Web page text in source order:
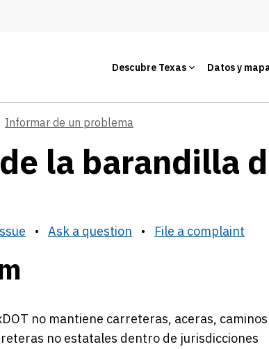
Descubre Texas Datos y
Informar de un problema
la barandilla
• Ask a question • File a complaint
no mantiene carreteras, aceras, caminos
no estatales dentro de jurisdicciones